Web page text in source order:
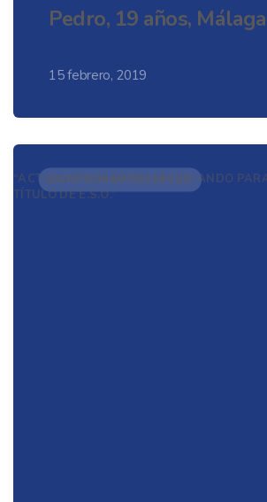
Pedro, 19 años, Málaga
15 febrero, 2019
ÉXITO SUMAMOS EMPLEO
“ACTUALMENTE ESTOY ESTUDIANDO
TÍTULO DE E.S.O.”